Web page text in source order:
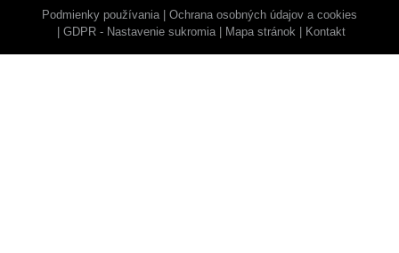
Podmienky používania
Ochrana osobných údajov a cookies
GDPR - Nastavenie sukromia
Mapa stránok Kontakt